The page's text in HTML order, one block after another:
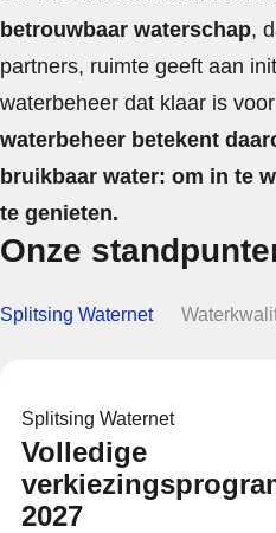
betrouwbaar waterschap,
partners, ruimte geeft aan
waterbeheer dat klaar is
waterbeheer betekent
bruikbaar water: om in te
te genieten.
Onze
Splitsing Waternet
Splitsing Waternet
Volledige
2027